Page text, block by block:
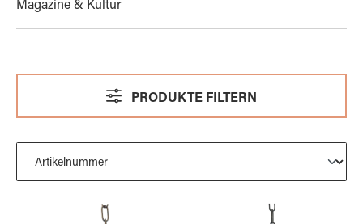
Magazine & Kultur
PRODUKTE FILTERN